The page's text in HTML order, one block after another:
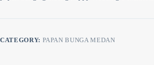
CATEGORY: PAPAN BUNGA MEDAN